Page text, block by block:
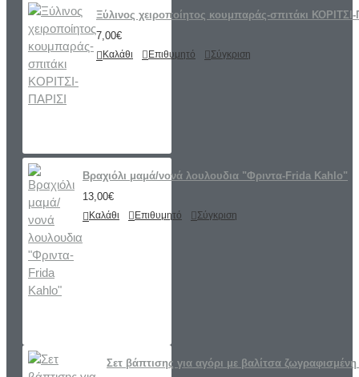
Ξύλινος χειροποίητος κουμπαράς-σπιτάκι ΚΟΡΙΤΣΙ-
7,00€
Καλάθι Επιθυμητό Σύγκριση
Βραχιόλι μαμά/νονά λουλουδια "Φριντα-Frida Kahlo"
13,00€
Καλάθι Επιθυμητό Σύγκριση
Σετ βάπτισης για αγόρι με βαλίτσα